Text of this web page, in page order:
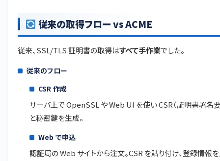
従来の取得フロー vs ACME
従来、SSL/TLS 証明書の取得はすべて手作業でした。
従来のフロー
CSR 作成
サーバ上で OpenSSL や Web UI を使い CSR（証明書署名
と秘密鍵を生成。
Web で申込
認証局の Web サイトから注文。CSR を貼り付け、登録情報を